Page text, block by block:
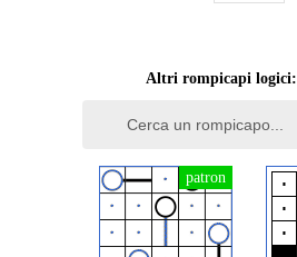
Altri rompicapi logici: